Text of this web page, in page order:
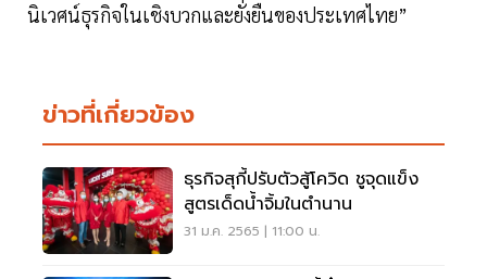
นิเวศน์ธุรกิจในเชิงบวกและยั่งยืนของประเทศไทย”
ข่าวที่เกี่ยวข้อง
ธุรกิจสุกี้ปรับตัวสู้โควิด ชูจุดแข็ง
สูตรเด็ดน้ำจิ้มในตำนาน
31 ม.ค. 2565 | 11:00 น.